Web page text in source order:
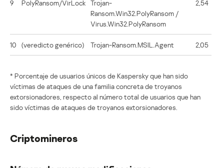
9 PolyRansom/VirLock Trojan-
Ransom.Win32.PolyRansom /
Virus.Win32.PolyRansom
2,54
10 (veredicto genérico) Trojan-Ransom.MSIL.Agent 2,05
* Porcentaje de usuarios únicos de Kaspersky que han sido
víctimas de ataques de una familia concreta de troyanos
extorsionadores, respecto al número total de usuarios que han
sido víctimas de ataques de troyanos extorsionadores.
Criptomineros